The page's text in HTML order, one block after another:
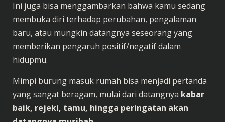
Ini juga bisa menggambarkan bahwa kamu sedang
membuka diri terhadap perubahan, pengalaman
baru, atau mungkin datangnya seseorang yang
memberikan pengaruh positif/negatif dalam
hidupmu.
Mimpi burung masuk rumah bisa menjadi pertanda
yang sangat beragam, mulai dari datangnya kabar
baik, rejeki, tamu, hingga peringatan akan